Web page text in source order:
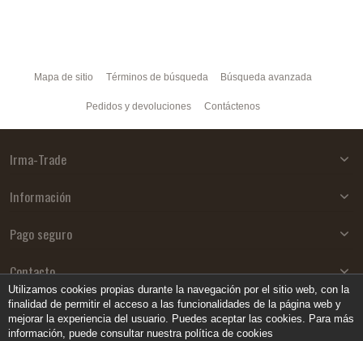
Mapa de sitio Términos de búsqueda Búsqueda avanzada
Pedidos y devoluciones Contáctenos
Irma-Trade
Información
Pago seguro
Contacto
Utilizamos cookies propias durante la navegación por el sitio web, con la
finalidad de permitir el acceso a las funcionalidades de la página web y
mejorar la experiencia del usuario. Puedes aceptar las cookies. Para más
información, puede consultar nuestra política de cookies